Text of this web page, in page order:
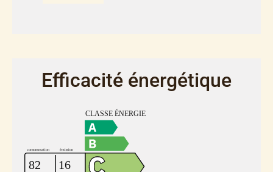
Efficacité énergétique